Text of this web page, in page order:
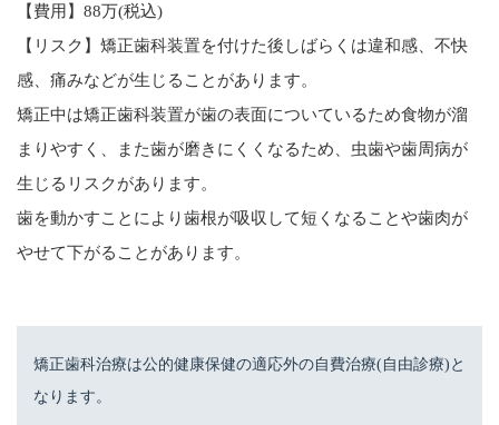
【費用】88万(税込)
【リスク】矯正歯科装置を付けた後しばらくは違和感、不快
感、痛みなどが生じることがあります。
矯正中は矯正歯科装置が歯の表面についているため食物が溜
まりやすく、また歯が磨きにくくなるため、虫歯や歯周病が
生じるリスクがあります。
歯を動かすことにより歯根が吸収して短くなることや歯肉が
やせて下がることがあります。
矯正歯科治療は公的健康保健の適応外の自費治療(自由診療)と
なります。